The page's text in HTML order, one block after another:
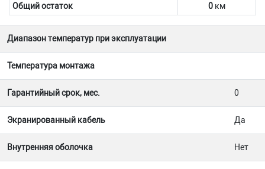
Общий остаток
0 км
Диапазон температур при эксплуатации
Температура монтажа
Гарантийный срок, мес. 0
Экранированный кабель Да
Внутренняя оболочка Нет